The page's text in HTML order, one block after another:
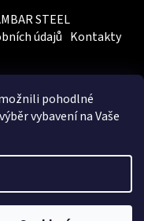
pohodlné
vybavení na Vaše
STEEL
údajů Kontakty
práva vyhrazena.